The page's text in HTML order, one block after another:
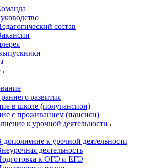
состав
развития
в школе (полупансион)
с проживанием (пансион)
к урочной деятельности
дополнение к урочной деятельности
деятельность
к ОГЭ и ЕГЭ